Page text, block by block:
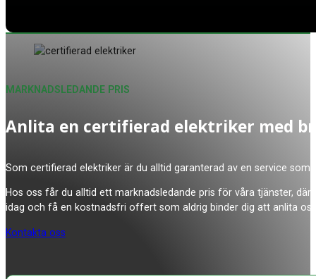
Anlita en certifierad elektriker med
Som certifierad elektriker är du alltid garanterad av en service
Hos oss får du alltid ett marknadsledande pris för våra tjänster,
idag och få en kostnadsfri offert som aldrig binder dig att anlita
MARKNADSLEDANDE PRIS
Kontakta oss